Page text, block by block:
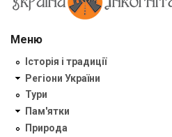
Меню
Історія і традиції
Регіони України
Тури
Пам'ятки
Природа